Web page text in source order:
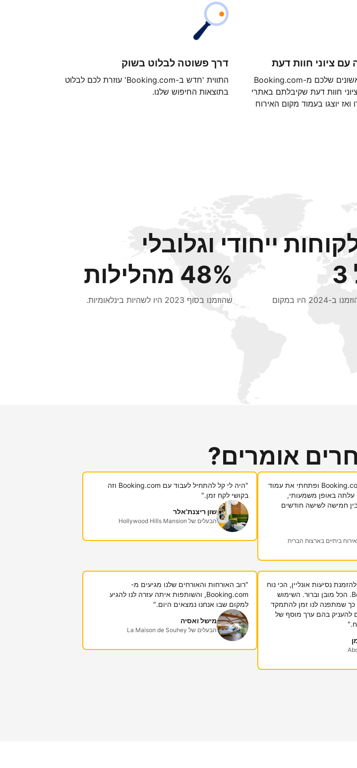
ציוני חוות דעת
עד שהאורחים הראשונים שלכם מ-Booking.com
חוות דעת שקיבלתם באתרי
ואז יוצגו בעמוד מקום האירוח
דרך פשוטה לבלוט בשוק
התווית 'חדש ב-Booking.com' עוזרת לכם לבלוט
בתוצאות החיפוש שלנו.
ייחודי וגלובלי
לילות בחדרים שהוזמנו ב-2024 היו במקום
48% מהלילות
שהוזמנו בסוף 2023 היו לשהיות בינלאומיות.
אומרים?
"אחרי שהצטרפתי ל-Booking.com ופתחתי את עמוד
באופן משמעותי,
חמישה לשישה חודשים
ביתיים בארצות הברית
"היה לי קל להתחיל לעבוד עם Booking.com וזה
בקושי לקח זמן."
שון ריצנת'אלר
הבעלים של Hollywood Hills Mansion
נסיעות אונליין, הכי נוח
לעבוד עם Booking.com. הכל מובן וברור. השימוש
שמתפנה לנו זמן להתמקד
להעניק בהם ערך מוסף של
"רוב האורחות והאורחים שלנו מגיעים מ-
Booking.com, והשותפות איתה עזרה לנו להגיע
למקום שבו אנחנו נמצאים היום."
מישל ואסיה
הבעלים של La Maison de Souhey